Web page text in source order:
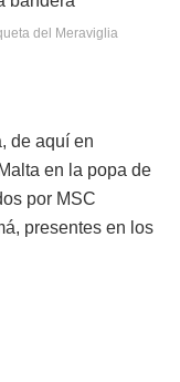
del Meraviglia
de aquí en
en la popa de
por MSC
presentes en los